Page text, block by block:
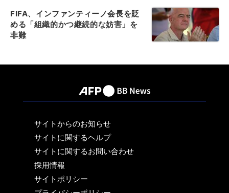
FIFA、インファンティーノ会長を貶
める「組織的かつ継続的な妨害」を
非難
サイトからのお知らせ
サイトに関するヘルプ
サイトに関するお問い合わせ
採用情報
サイトポリシー